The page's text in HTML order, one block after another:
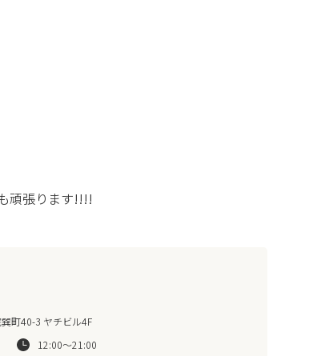
頑張ります!!!!
町40-3 ヤチビル4F
12:00～21:00